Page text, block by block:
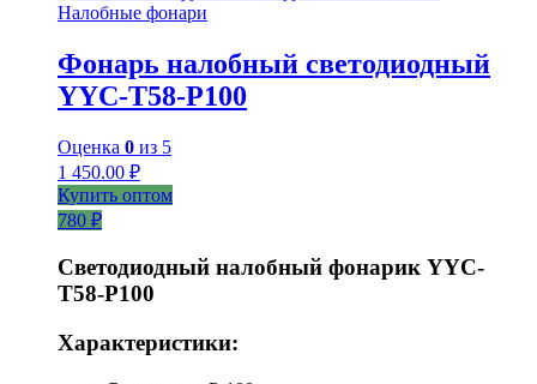
Налобные фонари
Фонарь налобный светодиодный
YYC-T58-P100
Оценка 0 из 5
1 450.00 ₽
Купить оптом
780 ₽
Светодиодный налобный фонарик YYC-
T58-P100
Характеристики: